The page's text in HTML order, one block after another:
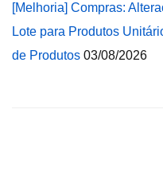
[Melhoria] Compras:
Lote para Produtos
de Produtos 03/08/2026